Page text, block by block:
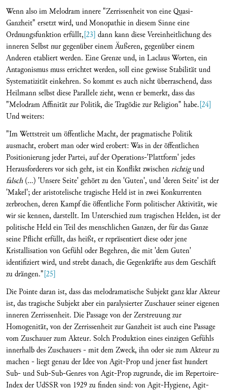
Wenn also im Melodram innere "Zerrissenheit von eine Quasi-
Ganzheit" ersetzt wird, und Monopathie in diesem Sinne eine
Ordnungsfunktion erfüllt,[23] dann kann diese Vereinheitlichung des
inneren Selbst nur gegenüber einem Äußeren, gegenüber einem
Anderen etabliert werden. Eine Grenze und, in Laclaus Worten, ein
Antagonismus muss errichtet werden, soll eine gewisse Stabilität und
Systematizität einkehren. So kommt es auch nicht überraschend, dass
Heilmann selbst diese Parallele zieht, wenn er bemerkt, dass das
"Melodram Affinität zur Politik, die Tragödie zur Religion" habe.[24]
Und weiters:
"Im Wettstreit um öffentliche Macht, der pragmatische Politik
ausmacht, erobert man oder wird erobert: Was in der öffentlichen
Positionierung jeder Partei, auf der Operations-'Plattform' jedes
Herausforderers vor sich geht, ist ein Konflikt zwischenrichtigund
falsch (...) 'Unsere Seite' gehört zu den 'Guten', und 'deren Seite' ist der
'Makel'; der aristotelische tragische Held ist in zwei Konkurrenten
zerbrochen, deren Kampf die öffentliche Form politischer Aktivität, wie
wir sie kennen, darstellt. Im Unterschied zum tragischen Helden, ist der
politische Held ein Teil des menschlichen Ganzen, der für das Ganze
seine Pflicht erfüllt, das heißt, er repräsentiert diese oder jene
Kristallisation von Gefühl oder Begehren, die mit 'dem Guten'
identifiziert wird, und strebt danach, die Gegenkräfte aus dem Geschäft
zu drängen."[25]
Die Pointe daran ist, dass das melodramatische Subjekt ganz klar Akteur
ist, das tragische Subjekt aber ein paralysierter Zuschauer seiner eigenen
inneren Zerrissenheit. Die Passage von der Zerstreuung zur
Homogenität, von der Zerrissenheit zur Ganzheit ist auch eine Passage
vom Zuschauer zum Akteur. Solch Produktion eines einzigen Gefühls
innerhalb des Zuschauers - mit dem Zweck, ihn oder sie zum Akteur zu
machen - liegt genau der Idee von Agit-Prop und jener fast hundert
Sub- und Sub-Sub-Genres von Agit-Prop zugrunde, die im Repertoire-
Index der UdSSR von 1929 zu finden sind: von Agit-Hygiene, Agit-